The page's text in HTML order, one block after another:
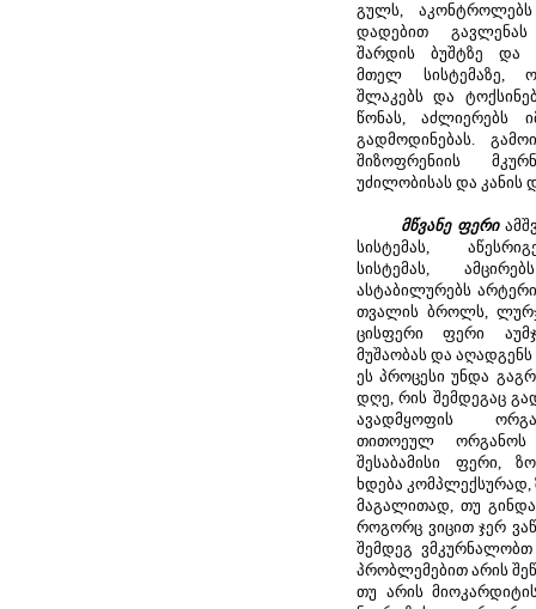
გულს,
დადებით გავლენას
შარდის ბუშტზე და
მთელ სისტემაზე,
შლაკებს და
წონას, აძლიერებს
გადმოდინებას.
შიზოფრენიის
უძილობისას და კანის
მწვანე ფერი
სისტემას,
სისტემას,
ასტაბილურებს
თვალის ბროლს,
ცისფერი ფერი
მუშაობას და
ეს პროცესი უნდა
დღე, რის შემდეგაც
ავადმყოფის
თითოეულ ორგანოს
შესაბამისი ფერი,
ხდება
მაგალითად, თუ
როგორც ვიცით ჯერ
შემდეგ
პრობლემებით არის
თუ არის